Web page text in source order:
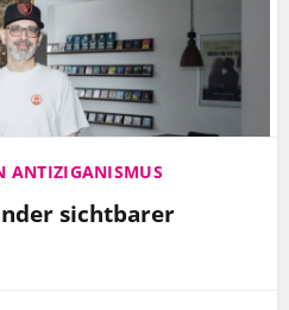
ANTIZIGANISMUS
sichtbarer